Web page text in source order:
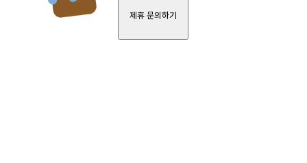
제휴 문의하기